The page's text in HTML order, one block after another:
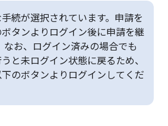
続が選択されています。申請を
タンよりログイン後に申請を継
お、ログイン済みの場合でも
と未ログイン状態に戻るため、
のボタンよりログインしてくだ